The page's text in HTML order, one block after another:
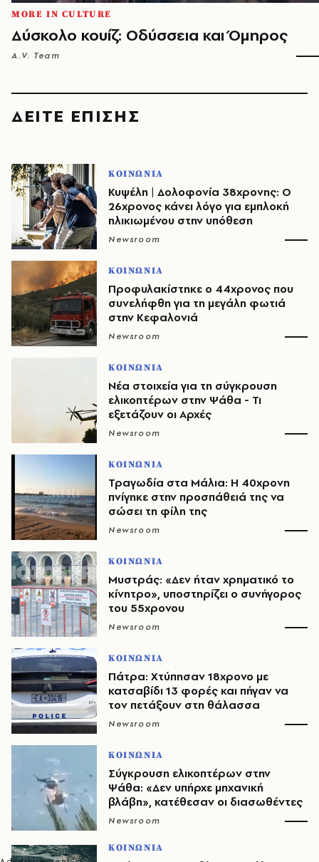
MORE IN CULTURE
Δύσκολο κουίζ: Οδύσσεια και Όμηρος
A.V. Team
ΔΕΙΤΕ ΕΠΙΣΗΣ
ΚΟΙΝΩΝΙΑ
Κυψέλη | Δολοφονία 38χρονης: Ο
26χρονος κάνει λόγο για εμπλοκή
ηλικιωμένου στην υπόθεση
Newsroom
ΚΟΙΝΩΝΙΑ
Προφυλακίστηκε ο 44χρονος που
συνελήφθη για τη μεγάλη φωτιά
στην Κεφαλονιά
Newsroom
ΚΟΙΝΩΝΙΑ
Νέα στοιχεία για τη σύγκρουση
ελικοπτέρων στην Ψάθα - Τι
εξετάζουν οι Αρχές
Newsroom
ΚΟΙΝΩΝΙΑ
Τραγωδία στα Μάλια: Η 40χρονη
πνίγηκε στην προσπάθειά της να
σώσει τη φίλη της
Newsroom
ΚΟΙΝΩΝΙΑ
Μυστράς: «Δεν ήταν χρηματικό το
κίνητρο», υποστηρίζει ο συνήγορος
του 55χρονου
Newsroom
ΚΟΙΝΩΝΙΑ
Πάτρα: Χτύπησαν 18χρονο με
κατσαβίδι 13 φορές και πήγαν να
τον πετάξουν στη θάλασσα
Newsroom
ΚΟΙΝΩΝΙΑ
Σύγκρουση ελικοπτέρων στην
Ψάθα: «Δεν υπήρχε μηχανική
βλάβη», κατέθεσαν οι διασωθέντες
Newsroom
ΚΟΙΝΩΝΙΑ